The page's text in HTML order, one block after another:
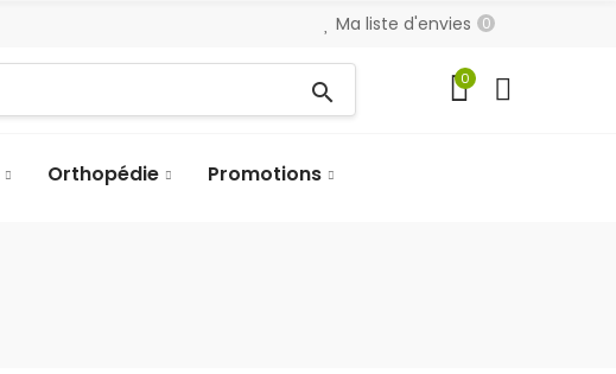
Ma liste d'envies 0
search 0
Orthopédie Promotions